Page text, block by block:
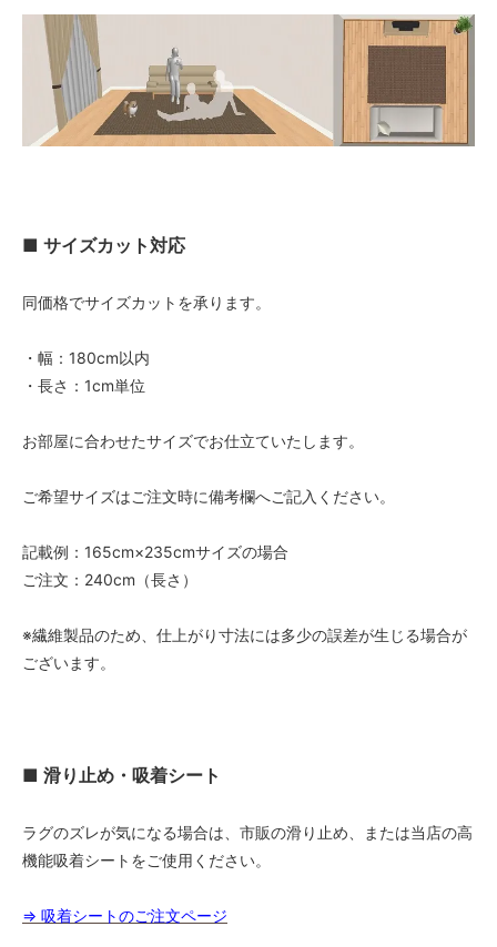
■ サイズカット対応
同価格でサイズカットを承ります。
・幅：180cm以内
・長さ：1cm単位
お部屋に合わせたサイズでお仕立ていたします。
ご希望サイズはご注文時に備考欄へご記入ください。
記載例：165cm×235cmサイズの場合
ご注文：240cm（長さ）
※繊維製品のため、仕上がり寸法には多少の誤差が生じる場合が
ございます。
■ 滑り止め・吸着シート
ラグのズレが気になる場合は、市販の滑り止め、または当店の高
機能吸着シートをご使用ください。
⇒ 吸着シートのご注文ページ